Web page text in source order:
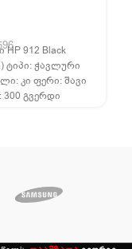
HP 912 Black
ტიპი: ჭავლური
კი ფერი: შავი
300 გვერდი